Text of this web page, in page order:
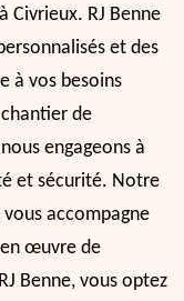
Civrieux. RJ Benne
et des
à vos besoins
de
engageons à
et sécurité. Notre
accompagne
en œuvre de
Benne, vous optez